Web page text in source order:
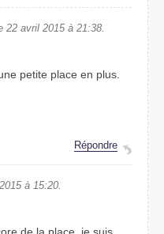
22 avril 2015 à 21:38.
petite place en plus.
Répondre
à 15:20.